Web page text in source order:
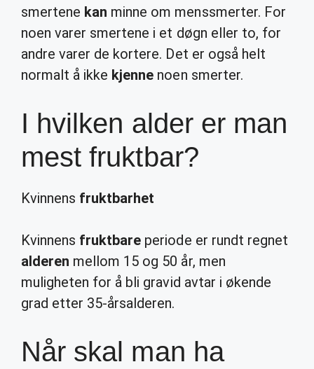
smertene kan minne om menssmerter. For
noen varer smertene i et døgn eller to, for
andre varer de kortere. Det er også helt
normalt å ikke kjenne noen smerter.
I hvilken alder er man
mest fruktbar?
Kvinnens fruktbarhet
Kvinnens fruktbare periode er rundt regnet
alderen mellom 15 og 50 år, men
muligheten for å bli gravid avtar i økende
grad etter 35-årsalderen.
Når skal man ha